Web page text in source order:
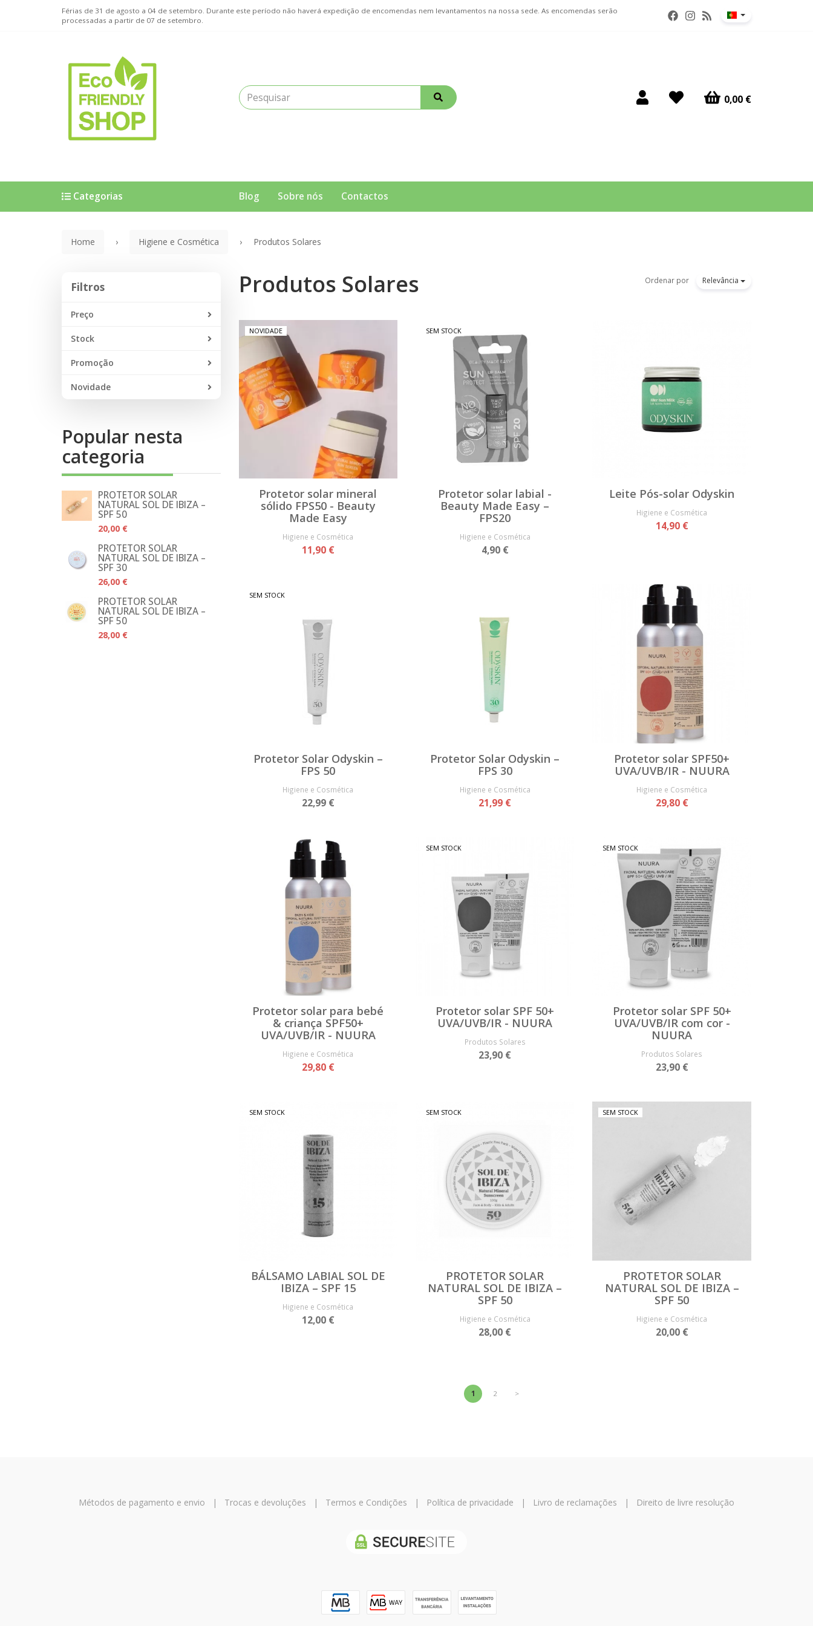
Férias de 31 de agosto a 04 de setembro. Durante este período não haverá expedição de encomendas nem levantamentos na nossa sede. As encomendas serão
processadas a partir de 07 de setembro.
0,00 €
Blog Sobre nós Contactos
Categorias
Home Higiene e Cosmética Produtos Solares
Filtros
Preço
Stock
Promoção
Novidade
Popular nesta
categoria
PROTETOR SOLAR
NATURAL SOL DE IBIZA –
SPF 50
20,00 €
PROTETOR SOLAR
NATURAL SOL DE IBIZA –
SPF 30
26,00 €
PROTETOR SOLAR
NATURAL SOL DE IBIZA –
SPF 50
28,00 €
Produtos Solares Ordenar por Relevância
NOVIDADE
Protetor solar mineral
sólido FPS50 - Beauty
Made Easy
Higiene e Cosmética
11,90 €
SEM STOCK
Protetor solar labial -
Beauty Made Easy –
FPS20
Higiene e Cosmética
4,90 €
Leite Pós-solar Odyskin
Higiene e Cosmética
14,90 €
SEM STOCK
Protetor Solar Odyskin –
FPS 50
Higiene e Cosmética
22,99 €
Protetor Solar Odyskin –
FPS 30
Higiene e Cosmética
21,99 €
Protetor solar SPF50+
UVA/UVB/IR - NUURA
Higiene e Cosmética
29,80 €
Protetor solar para bebé
& criança SPF50+
UVA/UVB/IR - NUURA
Higiene e Cosmética
29,80 €
SEM STOCK
Protetor solar SPF 50+
UVA/UVB/IR - NUURA
Produtos Solares
23,90 €
SEM STOCK
Protetor solar SPF 50+
UVA/UVB/IR com cor -
NUURA
Produtos Solares
23,90 €
SEM STOCK
BÁLSAMO LABIAL SOL DE
IBIZA – SPF 15
Higiene e Cosmética
12,00 €
SEM STOCK
PROTETOR SOLAR
NATURAL SOL DE IBIZA –
SPF 50
Higiene e Cosmética
28,00 €
SEM STOCK
PROTETOR SOLAR
NATURAL SOL DE IBIZA –
SPF 50
Higiene e Cosmética
20,00 €
1 2 >
Métodos de pagamento e envio | Trocas e devoluções | Termos e Condições | Política de privacidade | Livro de reclamações | Direito de livre resolução